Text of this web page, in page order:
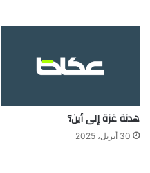
هدنة غزة إلى أين؟
30 أبريل، 2025